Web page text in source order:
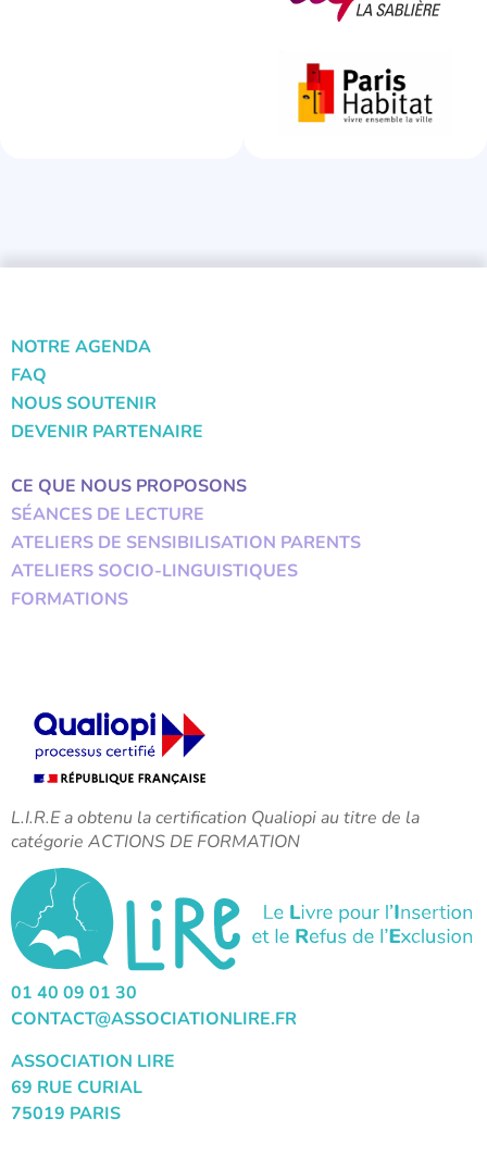
NOTRE AGENDA
FAQ
NOUS SOUTENIR
DEVENIR PARTENAIRE
CE QUE NOUS PROPOSONS
SÉANCES DE LECTURE
ATELIERS DE SENSIBILISATION PARENTS
ATELIERS SOCIO-LINGUISTIQUES
FORMATIONS
L.I.R.E a obtenu la certification Qualiopi au titre de la
catégorie ACTIONS DE FORMATION
01 40 09 01 30
CONTACT@ASSOCIATIONLIRE.FR
ASSOCIATION LIRE
69 RUE CURIAL
75019 PARIS